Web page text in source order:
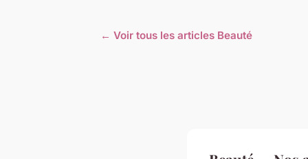
← Voir tous les articles Beauté